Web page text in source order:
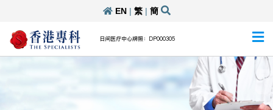
EN| 繁| 簡
日间医疗中心牌照：DP000305